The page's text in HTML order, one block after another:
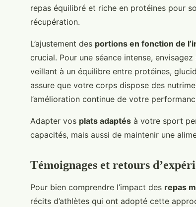
repas équilibré et riche en protéines pour
récupération.
L’ajustement des portions en fonction de
crucial. Pour une séance intense,
veillant à un équilibre entre protéines,
assure que votre corps dispose des
l’amélioration continue de votre
Adapter vos plats adaptés à votre sport
capacités, mais aussi de maintenir une
Témoignages et retours
Pour bien comprendre l’impact des repas
récits d’athlètes qui ont adopté cette